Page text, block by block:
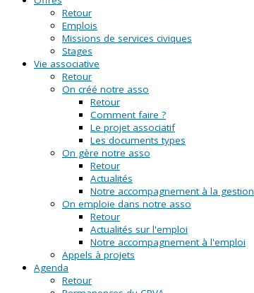
Retour
Emplois
Missions de services civiques
Stages
Vie associative
Retour
On créé notre asso
Retour
Comment faire ?
Le projet associatif
Les documents types
On gère notre asso
Retour
Actualités
Notre accompagnement à la gestion
On emploie dans notre asso
Retour
Actualités sur l'emploi
Notre accompagnement à l'emploi
Appels à projets
Agenda
Retour